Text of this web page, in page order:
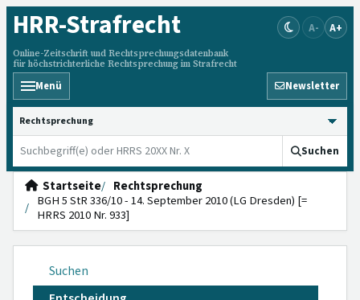
HRR-Strafrecht
Online-Zeitschrift und Rechtsprechungsdatenbank
für höchstrichterliche Rechtsprechung im Strafrecht
A- A+
Menü Newsletter
HRRS durchsuchen
Suchen
Startseite
Rechtsprechung
BGH 5 StR 336/10 - 14. September 2010 (LG Dresden) [=
HRRS 2010 Nr. 933]
Suchen